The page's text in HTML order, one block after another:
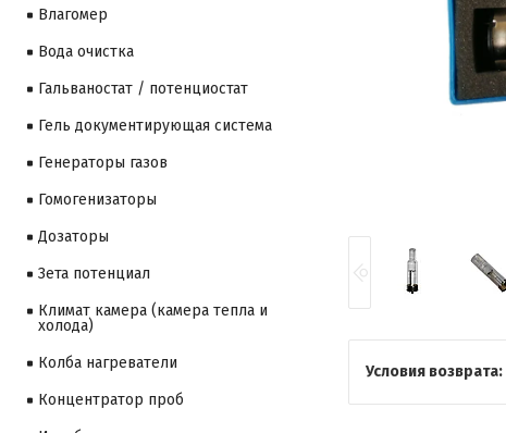
Влагомер
Вода очистка
Гальваностат / потенциостат
Гель документирующая система
Генераторы газов
Гомогенизаторы
Дозаторы
Зета потенциал
Климат камера (камера тепла и
холода)
Колба нагреватели
Концентратор проб